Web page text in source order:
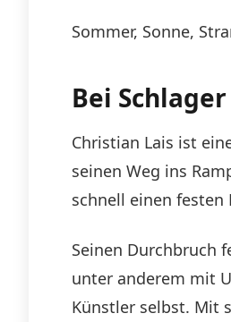
Sommer, Sonne,
Bei
Christian Lais ist
seinen Weg ins
schnell einen festen
Seinen Durchbruch
unter anderem mit
Künstler selbst. Mit